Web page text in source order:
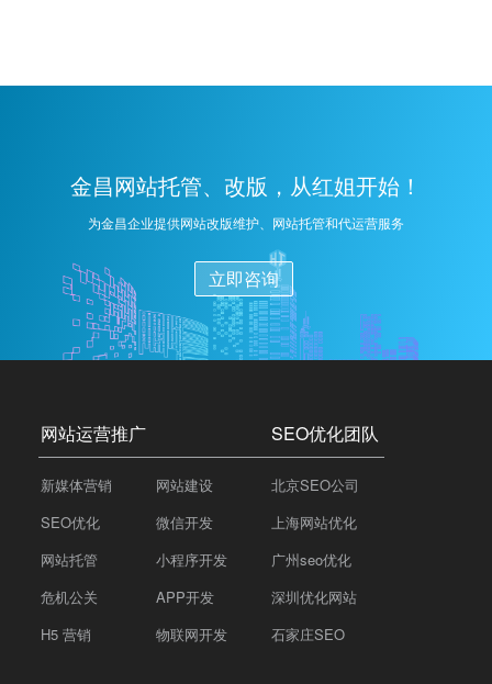
金昌网站托管、改版，从红姐开始！
为金昌企业提供网站改版维护、网站托管和代运营服务
立即咨询
网站运营推广
新媒体营销
SEO优化
网站托管
危机公关
H5 营销
网站建设
微信开发
小程序开发
APP开发
物联网开发
SEO优化团队
北京SEO公司
上海网站优化
广州seo优化
深圳优化网站
石家庄SEO